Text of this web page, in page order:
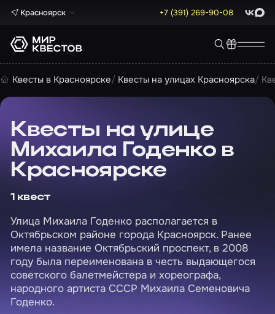
Красноярск +7 (391) 269-90-08 Max
Квесты в Красноярске Квесты на улицах Красноярска
Квесты на улице
Михаила Годенко в
Красноярске
1 квест
Улица Михаила Годенко располагается в
Октябрьском районе города Красноярск. Ранее
имела название Октябрьский проспект, в 2008
году была переименована в честь выдающегося
советского балетмейстера и хореографа,
народного артиста СССР Михаила Семеновича
Годенко.